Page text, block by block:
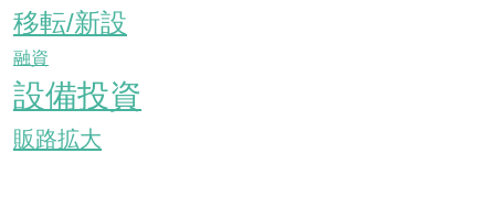
移転/新設
融資
設備投資
販路拡大